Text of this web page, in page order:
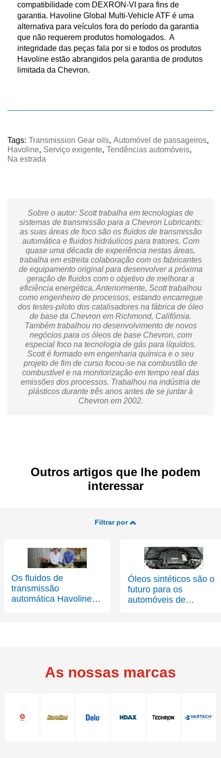
compatibilidade com DEXRON-VI para fins de
garantia. Havoline Global Multi-Vehicle ATF é uma
alternativa para veículos fora do período da garantia
que não requerem produtos homologados. A
integridade das peças fala por si e todos os produtos
Havoline estão abrangidos pela garantia de produtos
limitada da Chevron.
Tags: Transmission Gear oils, Automóvel de passageiros,
Havoline, Serviço exigente, Tendências automóveis,
Na estrada
Sobre o autor: Scott trabalha em tecnologias de
sistemas de transmissão para a Chevron Lubricants:
as suas áreas de foco são os fluidos de transmissão
automática e fluidos hidráulicos para tratores. Com
quase uma década de experiência nestas áreas,
trabalha em estreita colaboração com os fabricantes
de equipamento original para desenvolver a próxima
geração de fluidos com o objetivo de melhorar a
eficiência energética. Anteriormente, Scott trabalhou
como engenheiro de processos, estando encarregue
dos testes-piloto dos catalisadores na fábrica de óleo
de base da Chevron em Richmond, Califórnia.
Também trabalhou no desenvolvimento de novos
negócios para os óleos de base Chevron, com
especial foco na tecnologia de gás para líquidos.
Scott é formado em engenharia química e o seu
projeto de fim de curso focou-se na combustão de
combustível e na monitorização em tempo real das
emissões dos processos. Trabalhou na indústria de
plásticos durante três anos antes de se juntar à
Chevron em 2002.
Outros artigos que lhe podem
interessar
Filtrar por
Os fluidos de
transmissão
automática Havoline
Óleos sintéticos são o
futuro para os
automóveis de
As nossas marcas